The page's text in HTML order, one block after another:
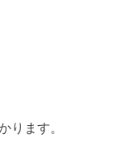
ります。